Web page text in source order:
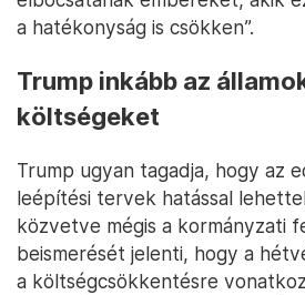
a hatékonyság is csökken”.
Trump inkább az
költségeket
Trump ugyan tagadja, hogy az
leépítési tervek hatással
közvetve mégis a kormányzati
beismerését jelenti, hogy a
a költségcsökkentésre